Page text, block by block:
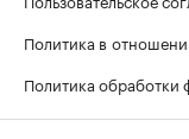
Политика в
Политика обработки